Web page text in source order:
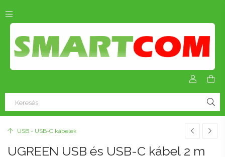
USB - USB-C kábelek
UGREEN USB és USB-C kábel 2 m